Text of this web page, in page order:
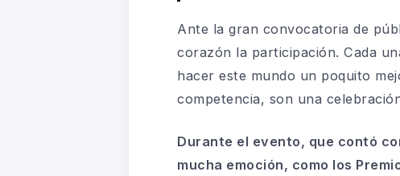
Ante la gran convocatoria de
corazón la participación. Cada
hacer este mundo un poquito
competencia, son una
Durante el evento, que contó
mucha emoción, como los